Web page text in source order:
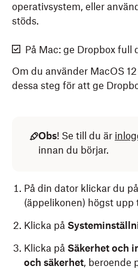
operativsystem, eller
stöds.
På Mac: ge Dropbox full
Om du använder MacOS
dessa steg för att ge
Obs! Se till du är
innan du börjar.
På din dator klickar du
(äppelikonen) högst upp
Klicka på
Klicka på Säkerhet och
och säkerhet, beroende